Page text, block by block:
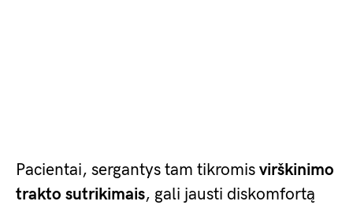
Pacientai, sergantys tam tikromis virškinimo
trakto sutrikimais, gali jausti diskomfortą